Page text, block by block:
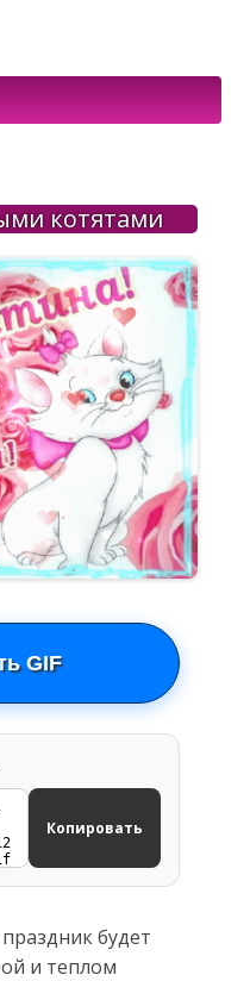
котятами
GIF
Копировать
будет
и теплом